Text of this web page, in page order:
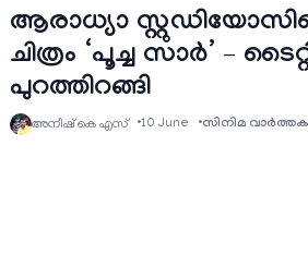
ആരാധ്യാ
ചിത്രം ‘പൂച്ച സാർ’ –
പുറത്തിറങ്ങി
അനീഷ്‌ കെ എസ് 10 June സിനിമ